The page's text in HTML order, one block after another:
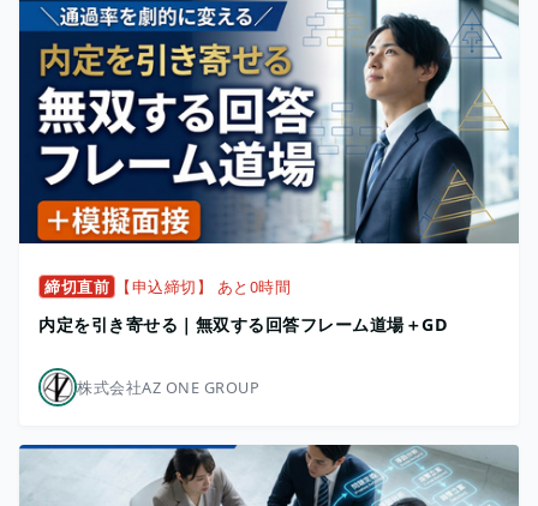
締切直前 【申込締切】 あと0時間
内定を引き寄せる｜無双する回答フレーム道場＋GD
株式会社AZ ONE GROUP